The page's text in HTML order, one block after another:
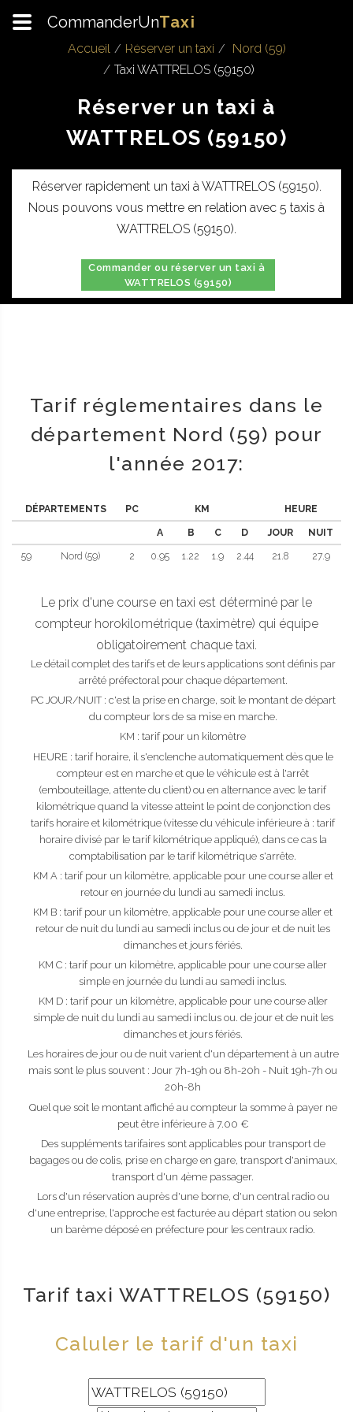
CommanderUnTaxi
Accueil Réserver un taxi
Nord (59)
Taxi WATTRELOS (59150)
Réserver un taxi à
WATTRELOS (59150)
Réserver rapidement un taxi à WATTRELOS (59150).
Nous pouvons vous mettre en relation avec 5 taxis à
WATTRELOS (59150).
Commander ou réserver un taxi à
WATTRELOS (59150)
Tarif réglementaires dans le
département Nord (59) pour
l'année 2017:
DÉPARTEMENTS PC KM HEURE
A B C D JOUR NUIT
59 Nord (59) 2 0.95 1.22 1.9 2.44 21.8 27.9
Le prix d'une course en taxi est déterminé par le
compteur horokilométrique (taximètre) qui équipe
obligatoirement chaque taxi.
Le détail complet des tarifs et de leurs applications sont définis par
arrêté préfectoral pour chaque département.
PC JOUR/NUIT : c'est la prise en charge, soit le montant de départ
du compteur lors de sa mise en marche.
KM : tarif pour un kilomètre
HEURE : tarif horaire, il s'enclenche automatiquement dès que le
compteur est en marche et que le véhicule est à l'arrêt
(embouteillage, attente du client) ou en alternance avec le tarif
kilométrique quand la vitesse atteint le point de conjonction des
tarifs horaire et kilométrique (vitesse du véhicule inférieure à : tarif
horaire divisé par le tarif kilométrique appliqué), dans ce cas la
comptabilisation par le tarif kilométrique s'arrête.
KM A : tarif pour un kilomètre, applicable pour une course aller et
retour en journée du lundi au samedi inclus.
KM B : tarif pour un kilomètre, applicable pour une course aller et
retour de nuit du lundi au samedi inclus ou de jour et de nuit les
dimanches et jours fériés.
KM C : tarif pour un kilomètre, applicable pour une course aller
simple en journée du lundi au samedi inclus.
KM D : tarif pour un kilomètre, applicable pour une course aller
simple de nuit du lundi au samedi inclus ou. de jour et de nuit les
dimanches et jours fériés.
Les horaires de jour ou de nuit varient d'un département à un autre
mais sont le plus souvent : Jour 7h-19h ou 8h-20h - Nuit 19h-7h ou
20h-8h
Quel que soit le montant affiché au compteur la somme à payer ne
peut être inférieure à 7.00 €
Des suppléments tarifaires sont applicables pour transport de
bagages ou de colis, prise en charge en gare, transport d'animaux,
transport d'un 4ème passager.
Lors d'un réservation auprès d'une borne, d'un central radio ou
d'une entreprise, l'approche est facturée au départ station ou selon
un barème déposé en préfecture pour les centraux radio.
Tarif taxi WATTRELOS (59150)
Caluler le tarif d'un taxi